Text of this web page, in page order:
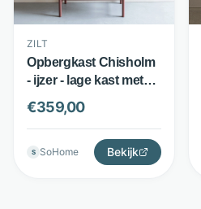
ZILT
Opbergkast Chisholm
- ijzer - lage kast met
plank - rood - ZILT
€359,00
S SoHome Bekijk